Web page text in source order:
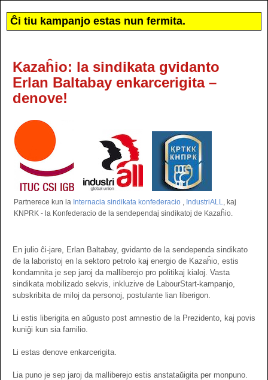
Ĉi tiu kampanjo estas nun fermita.
Kazaĥio: la sindikata gvidanto
Erlan Baltabay enkarcerigita –
denove!
Partnerece kun la Internacia sindikata konfederacio , IndustriALL, kaj
KNPRK - la Konfederacio de la sendependaj sindikatoj de Kazaĥio.
En julio ĉi-jare, Erlan Baltabay, gvidanto de la sendependa sindikato
de la laboristoj en la sektoro petrolo kaj energio de Kazaĥio, estis
kondamnita je sep jaroj da malliberejo pro politikaj kialoj. Vasta
sindikata mobilizado sekvis, inkluzive de LabourStart-kampanjo,
subskribita de miloj da personoj, postulante lian liberigon.
Li estis liberigita en aŭgusto post amnestio de la Prezidento, kaj povis
kuniĝi kun sia familio.
Li estas denove enkarcerigita.
Lia puno je sep jaroj da malliberejo estis anstataŭigita per monpuno.